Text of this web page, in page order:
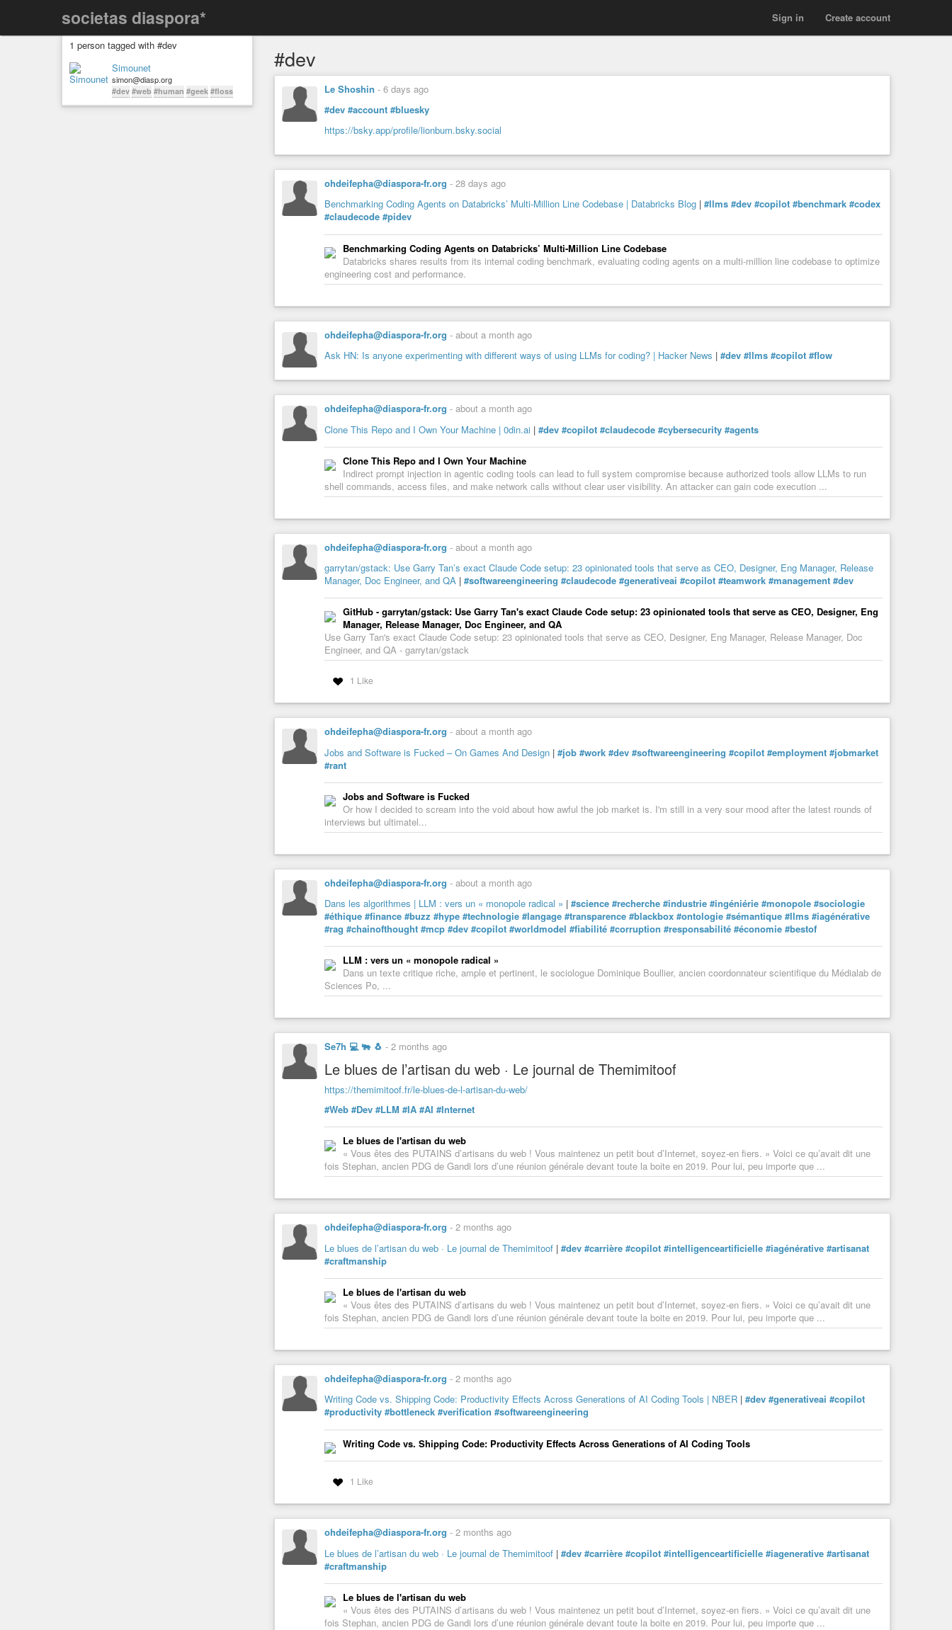
societas diaspora* Create account
Sign in
1 person tagged with #dev
Simounet
simon@diasp.org
#dev #web #human #geek #floss
#dev
Le Shoshin - 6 days ago
#dev #account #bluesky
https://bsky.app/profile/lionbum.bsky.social
ohdeifepha@diaspora-fr.org - 28 days ago
Benchmarking Coding Agents on Databricks’ Multi-Million Line Codebase | Databricks Blog | #llms #dev #copilot #benchmark #codex
#claudecode #pidev
Benchmarking Coding Agents on Databricks’ Multi-Million Line Codebase
Databricks shares results from its internal coding benchmark, evaluating coding agents on a multi-million line codebase to optimize
engineering cost and performance.
ohdeifepha@diaspora-fr.org - about a month ago
Ask HN: Is anyone experimenting with different ways of using LLMs for coding? | Hacker News | #dev #llms #copilot #flow
ohdeifepha@diaspora-fr.org - about a month ago
Clone This Repo and I Own Your Machine | 0din.ai | #dev #copilot #claudecode #cybersecurity #agents
Clone This Repo and I Own Your Machine
Indirect prompt injection in agentic coding tools can lead to full system compromise because authorized tools allow LLMs to run
shell commands, access files, and make network calls without clear user visibility. An attacker can gain code execution ...
ohdeifepha@diaspora-fr.org - about a month ago
garrytan/gstack: Use Garry Tan’s exact Claude Code setup: 23 opinionated tools that serve as CEO, Designer, Eng Manager, Release
Manager, Doc Engineer, and QA | #softwareengineering #claudecode #generativeai #copilot #teamwork #management #dev
GitHub - garrytan/gstack: Use Garry Tan's exact Claude Code setup: 23 opinionated tools that serve as CEO, Designer, Eng
Manager, Release Manager, Doc Engineer, and QA
Use Garry Tan's exact Claude Code setup: 23 opinionated tools that serve as CEO, Designer, Eng Manager, Release Manager, Doc
Engineer, and QA - garrytan/gstack
1 Like
ohdeifepha@diaspora-fr.org - about a month ago
Jobs and Software is Fucked – On Games And Design | #job #work #dev #softwareengineering #copilot #employment #jobmarket
#rant
Jobs and Software is Fucked
Or how I decided to scream into the void about how awful the job market is. I'm still in a very sour mood after the latest rounds of
interviews but ultimatel...
ohdeifepha@diaspora-fr.org - about a month ago
Dans les algorithmes | LLM : vers un « monopole radical » | #science #recherche #industrie #ingéniérie #monopole #sociologie
#éthique #finance #buzz #hype #technologie #langage #transparence #blackbox #ontologie #sémantique #llms #iagénérative
#rag #chainofthought #mcp #dev #copilot #worldmodel #fiabilité #corruption #responsabilité #économie #bestof
LLM : vers un « monopole radical »
Dans un texte critique riche, ample et pertinent, le sociologue Dominique Boullier, ancien coordonnateur scientifique du Médialab de
Sciences Po, ...
Se7h 💻 🐃 🐧 - 2 months ago
Le blues de l’artisan du web · Le journal de Themimitoof
https://themimitoof.fr/le-blues-de-l-artisan-du-web/
#Web #Dev #LLM #IA #AI #Internet
Le blues de l'artisan du web
« Vous êtes des PUTAINS d’artisans du web ! Vous maintenez un petit bout d’Internet, soyez-en fiers. » Voici ce qu’avait dit une
fois Stephan, ancien PDG de Gandi lors d’une réunion générale devant toute la boite en 2019. Pour lui, peu importe que ...
ohdeifepha@diaspora-fr.org - 2 months ago
Le blues de l’artisan du web · Le journal de Themimitoof | #dev #carrière #copilot #intelligenceartificielle #iagénérative #artisanat
#craftmanship
Le blues de l'artisan du web
« Vous êtes des PUTAINS d’artisans du web ! Vous maintenez un petit bout d’Internet, soyez-en fiers. » Voici ce qu’avait dit une
fois Stephan, ancien PDG de Gandi lors d’une réunion générale devant toute la boite en 2019. Pour lui, peu importe que ...
ohdeifepha@diaspora-fr.org - 2 months ago
Writing Code vs. Shipping Code: Productivity Effects Across Generations of AI Coding Tools | NBER | #dev #generativeai #copilot
#productivity #bottleneck #verification #softwareengineering
Writing Code vs. Shipping Code: Productivity Effects Across Generations of AI Coding Tools
1 Like
ohdeifepha@diaspora-fr.org - 2 months ago
Le blues de l’artisan du web · Le journal de Themimitoof | #dev #carrière #copilot #intelligenceartificielle #iagenerative #artisanat
#craftmanship
Le blues de l'artisan du web
« Vous êtes des PUTAINS d’artisans du web ! Vous maintenez un petit bout d’Internet, soyez-en fiers. » Voici ce qu’avait dit une
fois Stephan, ancien PDG de Gandi lors d’une réunion générale devant toute la boite en 2019. Pour lui, peu importe que ...